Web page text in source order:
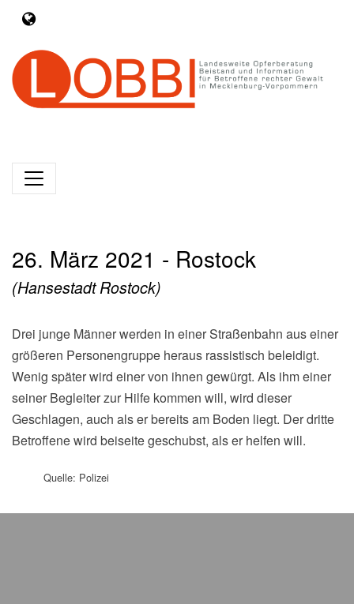
26. März 2021 - Rostock
(Hansestadt Rostock)
Drei junge Männer werden in einer Straßenbahn aus einer
größeren Personengruppe heraus rassistisch beleidigt.
Wenig später wird einer von ihnen gewürgt. Als ihm einer
seiner Begleiter zur Hilfe kommen will, wird dieser
Geschlagen, auch als er bereits am Boden liegt. Der dritte
Betroffene wird beiseite geschubst, als er helfen will.
Quelle: Polizei